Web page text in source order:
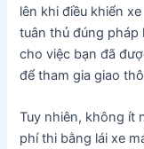
lên khi điều khiển
tuân thủ đúng pháp
cho việc bạn đã
để tham gia giao
Tuy nhiên, không ít
phí thi bằng lái xe